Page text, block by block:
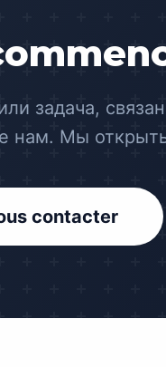
задача,
нам. Мы
contacter